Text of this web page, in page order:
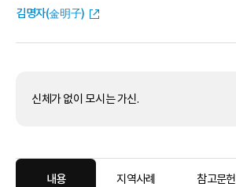
김명자(金明子)
신체가 없이 모시는 가신.
내용 지역사례 참고문헌